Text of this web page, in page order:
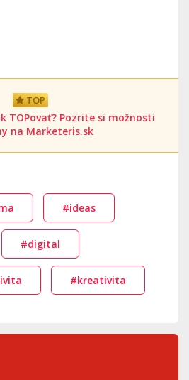
TOP
TOPovať? Pozrite si možnosti
na Marketeris.sk
#ideas
#digital
#kreativita